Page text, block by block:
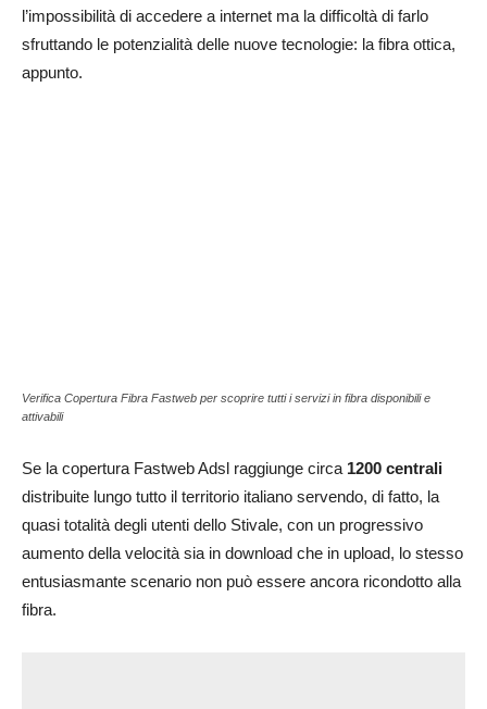
l’impossibilità di accedere a internet ma la difficoltà di farlo
sfruttando le potenzialità delle nuove tecnologie: la fibra ottica,
appunto.
Verifica Copertura Fibra Fastweb per scoprire tutti i servizi in fibra disponibili e
attivabili
Se la copertura Fastweb Adsl raggiunge circa 1200 centrali
distribuite lungo tutto il territorio italiano servendo, di fatto, la
quasi totalità degli utenti dello Stivale, con un progressivo
aumento della velocità sia in download che in upload, lo stesso
entusiasmante scenario non può essere ancora ricondotto alla
fibra.